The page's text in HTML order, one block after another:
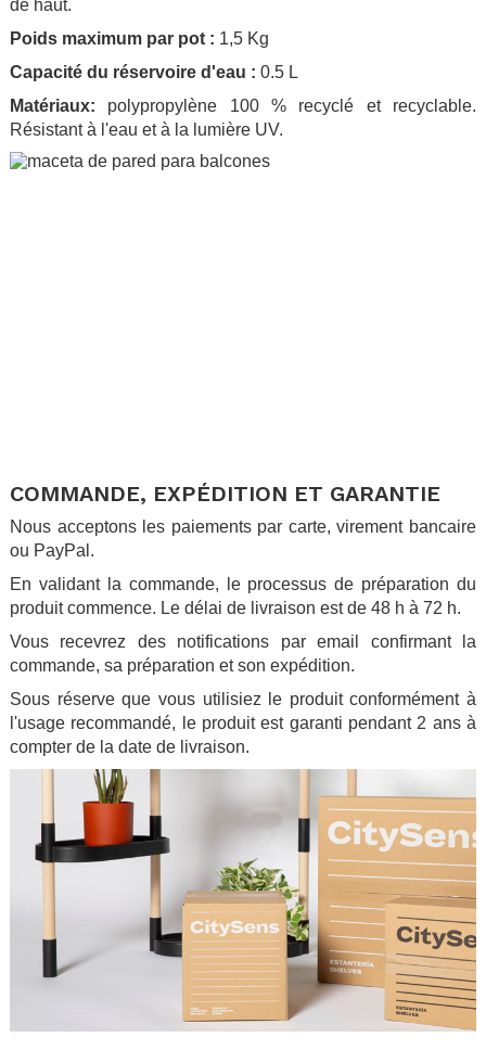
de haut.
Poids maximum par pot : 1,5 Kg
Capacité du réservoire d'eau : 0.5 L
Matériaux: polypropylène 100 % recyclé et recyclable.
Résistant à l'eau et à la lumière UV.
COMMANDE, EXPÉDITION ET GARANTIE
Nous acceptons les paiements par carte, virement bancaire
ou PayPal.
En validant la commande, le processus de préparation du
produit commence. Le délai de livraison est de 48 h à 72 h.
Vous recevrez des notifications par email confirmant la
commande, sa préparation et son expédition.
Sous réserve que vous utilisiez le produit conformément à
l'usage recommandé, le produit est garanti pendant 2 ans à
compter de la date de livraison.